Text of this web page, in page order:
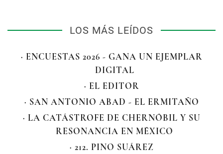
LOS MÁS LEÍDOS
· ENCUESTAS 2026 - GANA UN EJEMPLAR
DIGITAL
· EL EDITOR
· SAN ANTONIO ABAD - EL ERMITAÑO
· LA CATÁSTROFE DE CHERNÓBIL Y SU
RESONANCIA EN MÉXICO
· 212. PINO SUÁREZ